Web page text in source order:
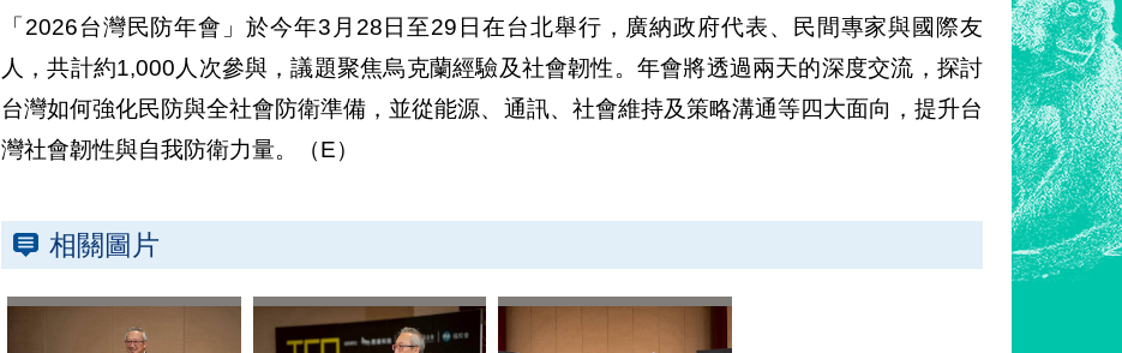
「2026台灣民防年會」於今年3月28日至29日在台北舉行，廣納政府代表、民間專家與國際友
人，共計約1,000人次參與，議題聚焦烏克蘭經驗及社會韌性。年會將透過兩天的深度交流，探討
台灣如何強化民防與全社會防衛準備，並從能源、通訊、社會維持及策略溝通等四大面向，提升台
灣社會韌性與自我防衛力量。（E）
相關圖片